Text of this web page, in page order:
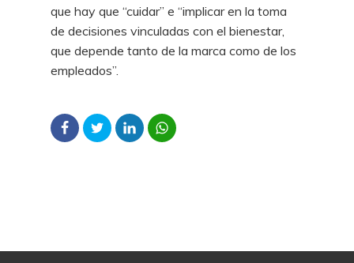
que hay que “cuidar” e “implicar en la toma
de decisiones vinculadas con el bienestar,
que depende tanto de la marca como de los
empleados”.